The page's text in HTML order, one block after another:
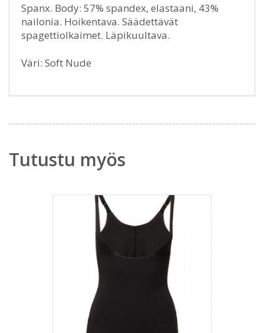
Spanx. Body: 57% spandex, elastaani, 43%
nailonia. Hoikentava. Säädettävät
spagettiolkaimet. Läpikuultava.
Väri: Soft Nude
Tutustu myös